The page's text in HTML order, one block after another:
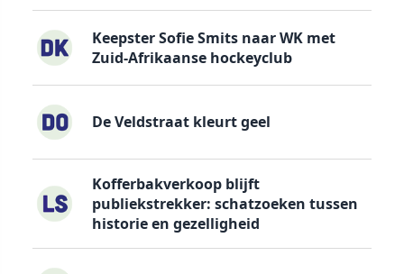
Keepster Sofie Smits naar WK met
Zuid-Afrikaanse hockeyclub
De Veldstraat kleurt geel
Kofferbakverkoop blijft
publiekstrekker: schatzoeken tussen
historie en gezelligheid